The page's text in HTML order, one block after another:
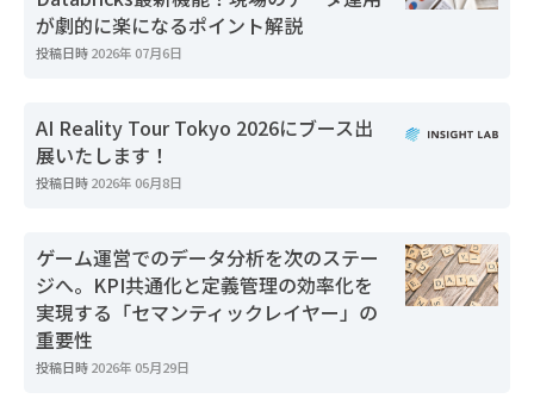
が劇的に楽になるポイント解説
投稿日時2026年 07月6日
AI Reality Tour Tokyo 2026にブース出
展いたします！
投稿日時2026年 06月8日
ゲーム運営でのデータ分析を次のステー
ジへ。KPI共通化と定義管理の効率化を
実現する「セマンティックレイヤー」の
重要性
投稿日時2026年 05月29日